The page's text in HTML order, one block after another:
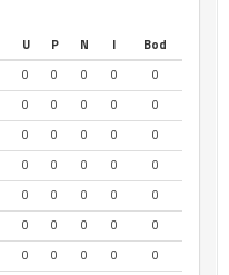
U P N I
Bod
0 0 0 0
0
0 0 0 0
0
0 0 0 0
0
0 0 0 0
0
0 0 0 0
0
0 0 0 0
0
0 0 0 0
0